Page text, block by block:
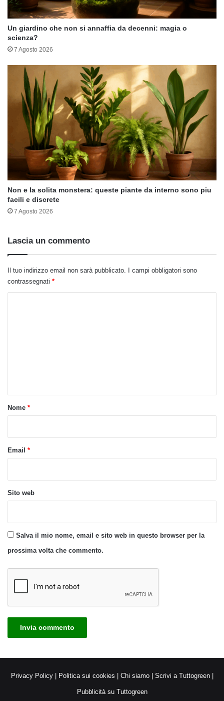
Un giardino che non si annaffia da decenni: magia o
scienza?
7 Agosto 2026
Non e la solita monstera: queste piante da interno sono piu
facili e discrete
7 Agosto 2026
Lascia un commento
Il tuo indirizzo email non sarà pubblicato.
I campi obbligatori sono
contrassegnati *
oNome *
Email *
Sito web
Salva il mio nome, email e sito web in questo browser per la
prossima volta che commento.
Privacy Policy| Politica sui cookies Chi siamo| Scrivi a Tuttogreen|
Pubblicità su Tuttogreen